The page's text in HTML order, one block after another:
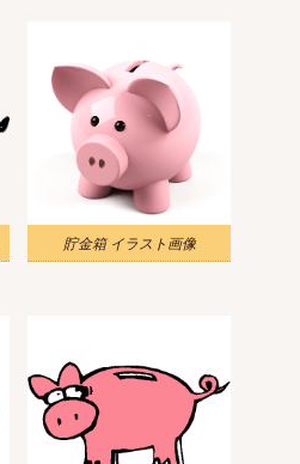
貯金箱 イラスト画像